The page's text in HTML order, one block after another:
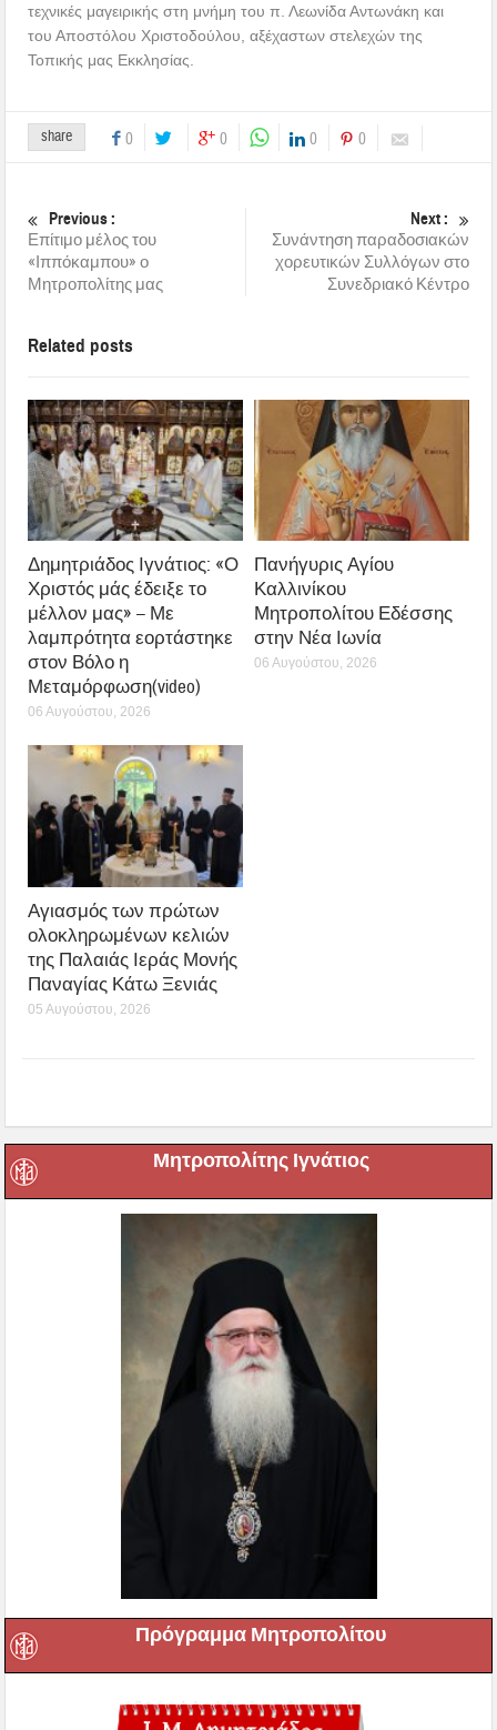
τεχνικές μαγειρικής στη μνήμη του π. Λεωνίδα Αντωνάκη και
του Αποστόλου Χριστοδούλου, αξέχαστων στελεχών της
Τοπικής μας Εκκλησίας.
share 0 0 0 0
Previous :
Επίτιμο μέλος του
«Ιππόκαμπου» ο
Μητροπολίτης μας
Next :
Συνάντηση παραδοσιακών
χορευτικών Συλλόγων στο
Συνεδριακό Κέντρο
Related posts
Δημητριάδος Ιγνάτιος: «Ο
Χριστός μάς έδειξε το
μέλλον μας» – Με
λαμπρότητα εορτάστηκε
στον Βόλο η
Μεταμόρφωση(video)
06 Αυγούστου, 2026
Πανήγυρις Αγίου
Καλλινίκου
Μητροπολίτου Εδέσσης
στην Νέα Ιωνία
06 Αυγούστου, 2026
Αγιασμός των πρώτων
ολοκληρωμένων κελιών
της Παλαιάς Ιεράς Μονής
Παναγίας Κάτω Ξενιάς
05 Αυγούστου, 2026
Μητροπολίτης Ιγνάτιος
Πρόγραμμα Μητροπολίτου